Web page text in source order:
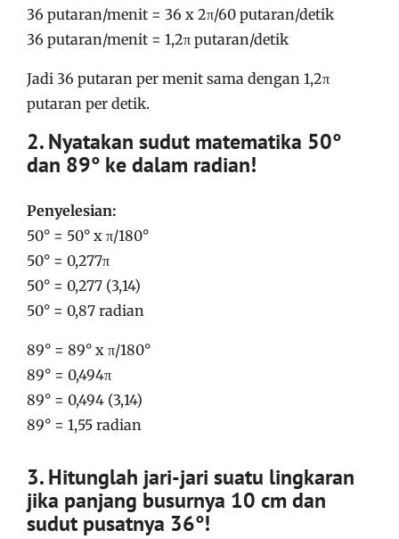
36 putaran/menit = 36 x 2π/60 putaran/detik
36 putaran/menit = 1,2π putaran/detik
Jadi 36 putaran per menit sama dengan 1,2π
putaran per detik.
2. Nyatakan sudut matematika 50°
dan 89° ke dalam radian!
Penyelesian:
50° = 50° x π/180°
50° = 0,277π
50° = 0,277 (3,14)
50° = 0,87 radian
89° = 89° x π/180°
89° = 0,494π
89° = 0,494 (3,14)
89° = 1,55 radian
3. Hitunglah jari-jari suatu lingkaran
jika panjang busurnya 10 cm dan
sudut pusatnya 36°!